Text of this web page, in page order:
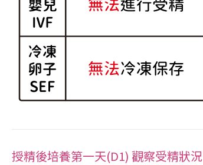
授精後培養第一天(D1) 觀察受精狀況